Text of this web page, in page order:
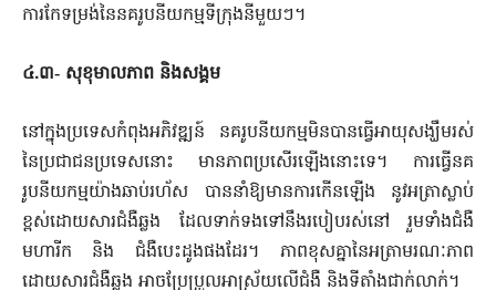
ការកែទម្រង់នៃនគរូបនីយកម្មទីក្រុងនីមួយៗ។
៤.៣‑ សុខុមាលភាព និងសង្គម
នៅក្នុងប្រទេសកំពុងអភិវឌ្ឍន៍ នគរូបនីយកម្មមិនបានធ្វើអាយុសង្ឃឹមរស់​
នៃ​ប្រជាជនប្រទេសនោះ មានភាពប្រសើរឡើងនោះទេ។ ការធ្វើនគ
រូបនីយ​កម្ម​យ៉ាងឆាប់រហ័ស បាននាំឱ្យមានការកើនឡើង នូវអត្រាស្លាប់
ខ្ពស់ដោយសារជំងឺ​ឆ្លង ដែលទាក់ទងទៅនឹងរបៀបរស់នៅ រួមទាំងជំងឺ
មហារីក​ និង ជំងឺបេះដូង​ផងដែរ។ ភាពខុសគ្នានៃអត្រាមរណៈភាព
ដោយសារជំងឺឆ្លង អាចប្រែប្រួល​អាស្រ័យលើជំងឺ និងទីតាំងជាក់លាក់។